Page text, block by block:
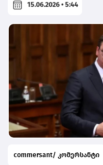
15.06.2026 • 5:44
commersant/ კომერსანტი